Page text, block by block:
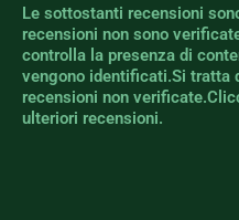
Le sottostanti recensioni
recensioni non sono
controlla la presenza di
vengono identificati.Si tratta
recensioni non
ulteriori recensioni.